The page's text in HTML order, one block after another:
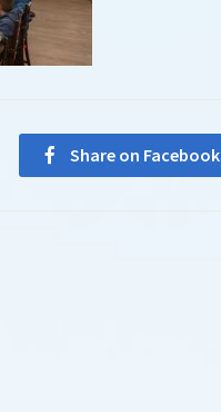
Share on Facebook